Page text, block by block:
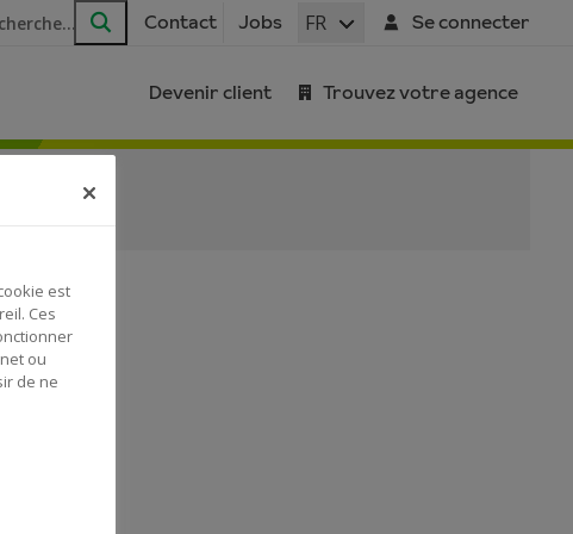
Rechercher
Contact Jobs FR Se connecter
Devenir client Trouvez votre agence
est
Ces
ou
de ne